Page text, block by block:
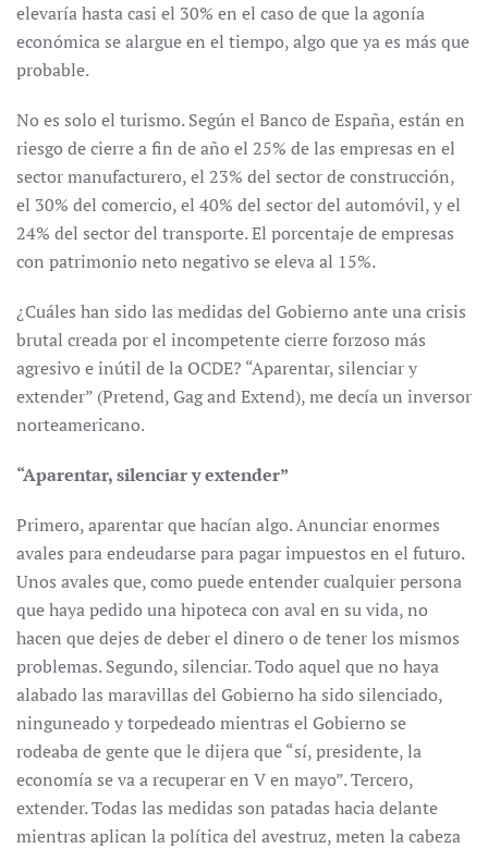
elevaría hasta casi el 30% en el caso de que la agonía
económica se alargue en el tiempo, algo que ya es más que
probable.
No es solo el turismo. Según el Banco de España, están en
riesgo de cierre a fin de año el 25% de las empresas en el
sector manufacturero, el 23% del sector de construcción,
el 30% del comercio, el 40% del sector del automóvil, y el
24% del sector del transporte. El porcentaje de empresas
con patrimonio neto negativo se eleva al 15%.
¿Cuáles han sido las medidas del Gobierno ante una crisis
brutal creada por el incompetente cierre forzoso más
agresivo e inútil de la OCDE? “Aparentar, silenciar y
extender” (Pretend, Gag and Extend), me decía un inversor
norteamericano.
“Aparentar, silenciar y extender”
Primero, aparentar que hacían algo. Anunciar enormes
avales para endeudarse para pagar impuestos en el futuro.
Unos avales que, como puede entender cualquier persona
que haya pedido una hipoteca con aval en su vida, no
hacen que dejes de deber el dinero o de tener los mismos
problemas. Segundo, silenciar. Todo aquel que no haya
alabado las maravillas del Gobierno ha sido silenciado,
ninguneado y torpedeado mientras el Gobierno se
rodeaba de gente que le dijera que “sí, presidente, la
economía se va a recuperar en V en mayo”. Tercero,
extender. Todas las medidas son patadas hacia delante
mientras aplican la política del avestruz, meten la cabeza